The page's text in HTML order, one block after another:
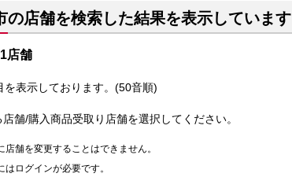
の店舗を検索した結果を表示しています
店舗
を表示しております。(50音順)
舗/購入商品受取り店舗を選択してください。
店舗を変更することはできません。
はログインが必要です。